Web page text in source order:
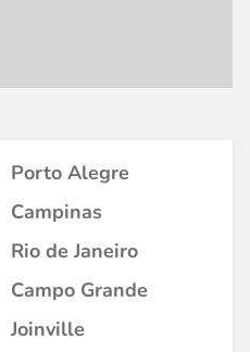
Porto Alegre
Campinas
Rio de Janeiro
Campo Grande
Joinville